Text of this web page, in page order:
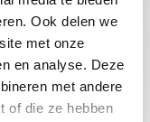
Ook delen we
met onze
en analyse. Deze
met andere
of die ze hebben